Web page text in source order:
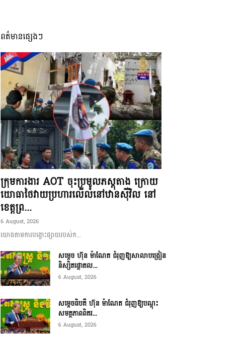
ពត៌មានផ្សេងៗ
ក្រុមការងារ AOT ចុះប្រមូលភស្តុតាង ក្រោយ
យោធាថៃវាយប្រហារលើលំនៅឋានស៊ីវិល នៅ
ខេត្តព្រ...
6 August, 2026
យោងតាមការបង្ហោះផ្សាយរបស់ក...
សម្តេច ហ៊ុន ម៉ាណែត ជំរុញឱ្យសាលាបង្រៀន
និស្សិតផ្តោតល...
6 August, 2026
សម្តេចធិបតី ហ៊ុន ម៉ាណែត ជំរុញឱ្យបណ្តុះ
សមត្ថភាពពិតរ...
6 August, 2026